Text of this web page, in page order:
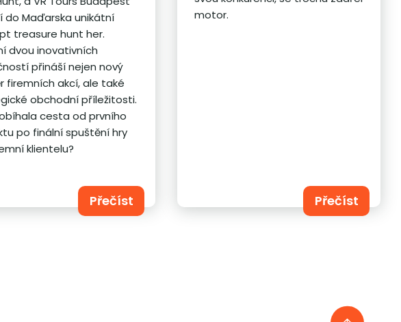
do Maďarska unikátní
treasure hunt her.
dvou inovativních
přináší nejen nový
firemních akcí, ale také
obchodní příležitosti.
cesta od prvního
po finální spuštění hry
klientelu?
Přečíst
motor.
Přečíst